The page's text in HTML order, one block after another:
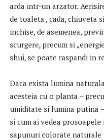
arda intr-un arzator.
de toaleta , cada, chiuveta
inchise, de asemenea,
scurgere, precum si
shui, se poate raspandi in
Daca exista lumina
acesteia cu o planta –
umiditate si lumina putina
si cum ai vedea
sapunuri colorate naturale